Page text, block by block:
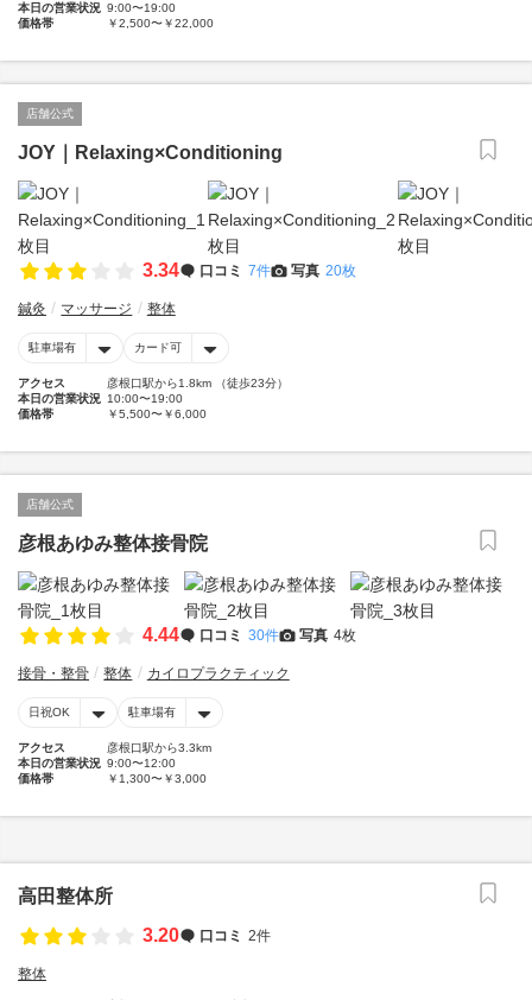
本日の営業状況 9:00〜19:00
価格帯
￥2,500〜￥22,000
店舗公式
JOY｜Relaxing×Conditioning
3.34 口コミ 7件 写真 20枚
鍼灸 マッサージ 整体
駐車場有 カード可
アクセス
彦根口駅から1.8km （徒歩23分）
本日の営業状況 10:00〜19:00
価格帯
￥5,500〜￥6,000
店舗公式
彦根あゆみ整体接骨院
4.44 口コミ 30件 写真 4枚
接骨・整骨 整体 カイロプラクティック
日祝OK 駐車場有
アクセス
彦根口駅から3.3km
本日の営業状況 9:00〜12:00
価格帯
￥1,300〜￥3,000
高田整体所
3.20
口コミ 2件
整体